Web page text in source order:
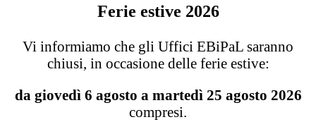
Ferie estive 2026
Vi informiamo che gli Uffici EBiPaL saranno
chiusi, in occasione delle ferie estive:
da giovedì 6 agosto a martedì 25 agosto 2026
compresi.